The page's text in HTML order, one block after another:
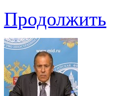
Продолжить